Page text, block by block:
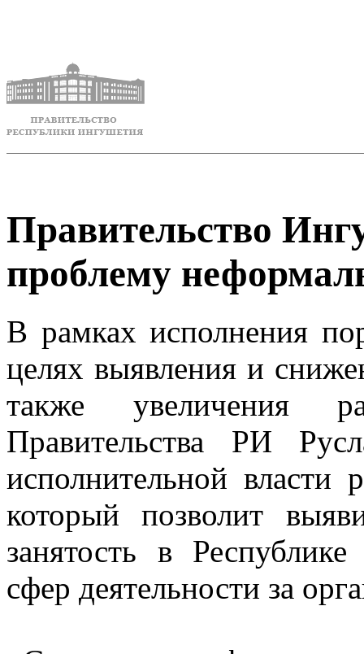
Правительство
проблему
В рамках исполнения
целях выявления и
также увеличения
Правительства РИ
исполнительной власти
который позволит
занятость в
сфер деятельности за